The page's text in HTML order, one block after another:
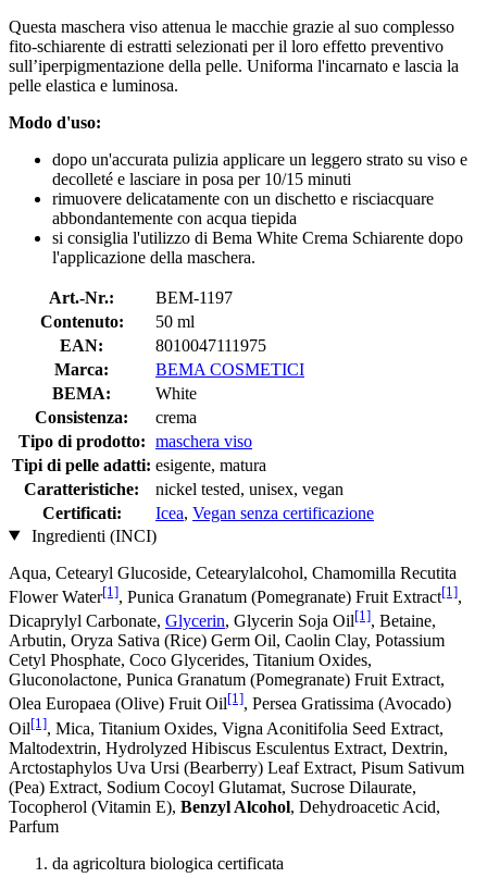
Questa maschera viso attenua le macchie grazie al suo complesso
fito-schiarente di estratti selezionati per il loro effetto preventivo
sull’iperpigmentazione della pelle. Uniforma l'incarnato e lascia la
pelle elastica e luminosa.
Modo d'uso:
dopo un'accurata pulizia applicare un leggero strato su viso e
decolleté e lasciare in posa per 10/15 minuti
rimuovere delicatamente con un dischetto e risciacquare
abbondantemente con acqua tiepida
si consiglia l'utilizzo di Bema White Crema Schiarente dopo
l'applicazione della maschera.
Art.-Nr.:
BEM-1197
Contenuto:
50 ml
EAN:
8010047111975
Marca:
BEMA COSMETICI
BEMA:
White
Consistenza:
crema
Tipo di prodotto: maschera viso
Tipi di pelle adatti: esigente, matura
Caratteristiche:
nickel tested, unisex, vegan
Certificati:
Icea, Vegan senza certificazione
Ingredienti (INCI)
Aqua, Cetearyl Glucoside, Cetearylalcohol, Chamomilla Recutita
Flower Water[1], Punica Granatum (Pomegranate) Fruit Extract[1],
Dicaprylyl Carbonate, Glycerin, Glycerin Soja Oil[1], Betaine,
Arbutin, Oryza Sativa (Rice) Germ Oil, Caolin Clay, Potassium
Cetyl Phosphate, Coco Glycerides, Titanium Oxides,
Gluconolactone, Punica Granatum (Pomegranate) Fruit Extract,
Olea Europaea (Olive) Fruit Oil[1], Persea Gratissima (Avocado)
Oil[1], Mica, Titanium Oxides, Vigna Aconitifolia Seed Extract,
Maltodextrin, Hydrolyzed Hibiscus Esculentus Extract, Dextrin,
Arctostaphylos Uva Ursi (Bearberry) Leaf Extract, Pisum Sativum
(Pea) Extract, Sodium Cocoyl Glutamat, Sucrose Dilaurate,
Tocopherol (Vitamin E), Benzyl Alcohol, Dehydroacetic Acid,
Parfum
da agricoltura biologica certificata